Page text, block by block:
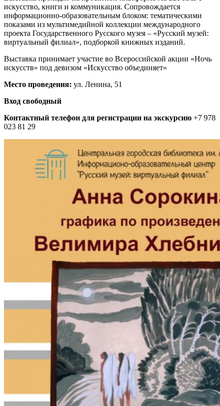
искусство, книги и коммуникация. Сопровождается
информационно-образовательным блоком: тематическими
показами из мультимедийной коллекции международного
проекта Государственного Русского музея – «Русский музей:
виртуальный филиал», подборкой книжных изданий.
Выставка принимает участие во Всероссийской акции «Ночь
искусств» под девизом «Искусство объединяет»
Место проведения: ул. Ленина, 51
Вход свободный
Контактный телефон для регистрации на экскурсию +7 978
023 81 29